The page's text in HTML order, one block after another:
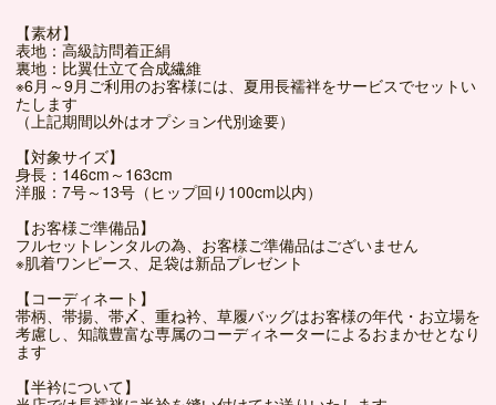
【素材】
表地：高級訪問着正絹
裏地：比翼仕立て合成繊維
※6月～9月ご利用のお客様には、夏用長襦袢をサービスでセットい
たします
（上記期間以外はオプション代別途要）
【対象サイズ】
身長：146cm～163cm
洋服：7号～13号（ヒップ回り100cm以内）
【お客様ご準備品】
フルセットレンタルの為、お客様ご準備品はございません
※肌着ワンピース、足袋は新品プレゼント
【コーディネート】
帯柄、帯揚、帯〆、重ね衿、草履バッグはお客様の年代・お立場を
考慮し、知識豊富な専属のコーディネーターによるおまかせとなり
ます
【半衿について】